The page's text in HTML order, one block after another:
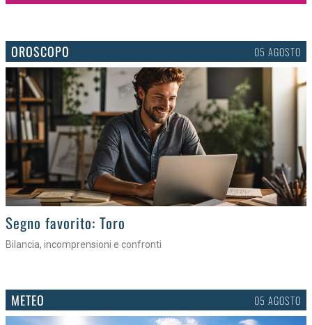
OROSCOPO 05 AGOSTO
>
Segno favorito: Toro
Bilancia, incomprensioni e confronti
METEO 05 AGOSTO